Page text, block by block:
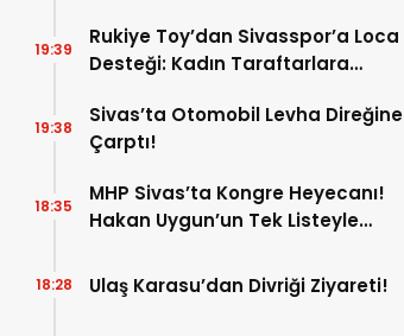
Rukiye Toy’dan Sivasspor’a Loca
Desteği: Kadın Taraftarlara
19:39
Sivas’ta Otomobil Levha Direğine
Çarptı!
19:38
MHP Sivas’ta Kongre Heyecanı!
Hakan Uygun’un Tek Listeyle
18:35
Ulaş Karasu’dan Divriği Ziyareti!
18:28